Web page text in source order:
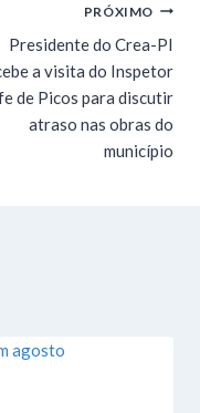
PRÓXIMO
Presidente do Crea-PI
a visita do Inspetor
de Picos para discutir
atraso nas obras do
município